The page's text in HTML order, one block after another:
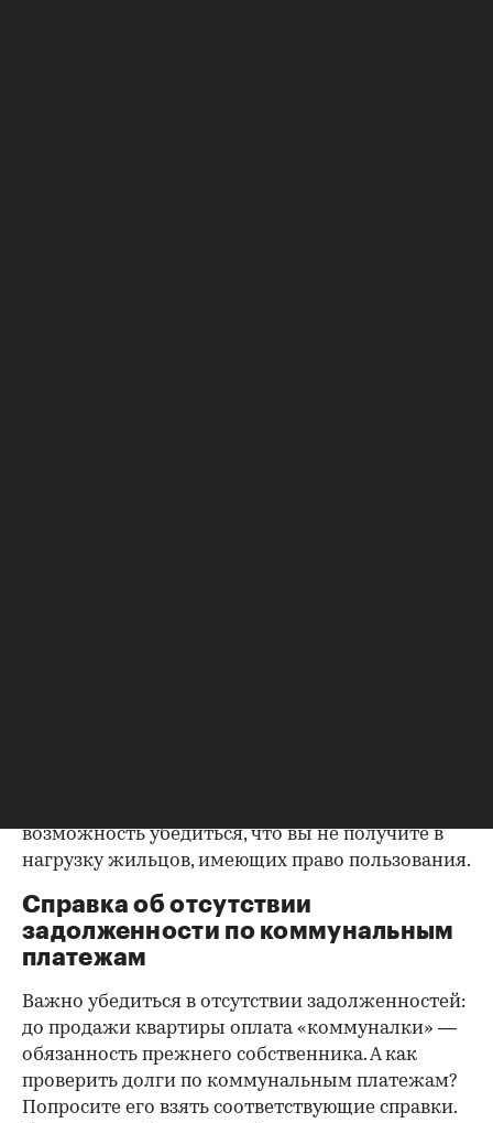
возможность убедиться, что вы не получите в
нагрузку жильцов, имеющих право пользования.
Справка об отсутствии
задолженности по коммунальным
платежам
Важно убедиться в отсутствии задолженностей:
до продажи квартиры оплата «коммуналки» —
обязанность прежнего собственника. А как
проверить долги по коммунальным платежам?
Попросите его взять соответствующие справки.